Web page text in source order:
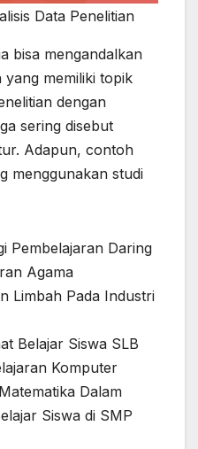
Data Penelitian
bisa mengandalkan
yang memiliki topik
dengan
sering disebut
Adapun, contoh
menggunakan studi
Pembelajaran Daring
Agama
Limbah Pada Industri
Belajar Siswa SLB
Komputer
Dalam
Siswa di SMP